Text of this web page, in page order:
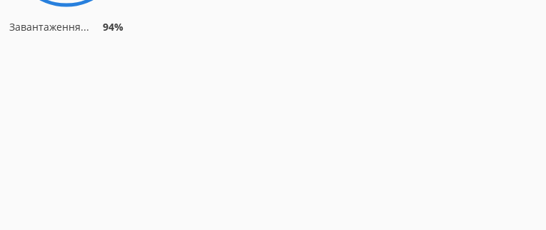
Завантаження... 94%